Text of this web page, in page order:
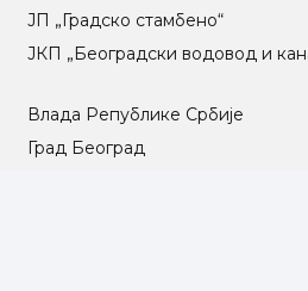
ЈП „Градско стамбено“
ЈКП „Београдски водовод и
Влада Републике Србије
Град Београд